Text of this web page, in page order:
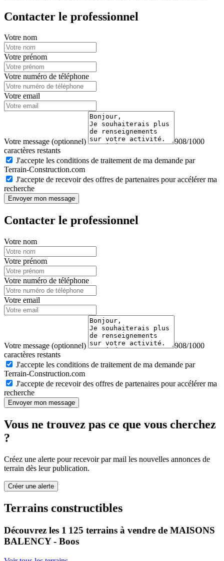
Contacter le professionnel
Votre nom
Votre prénom
Votre numéro de téléphone
Votre email
Votre message (optionnel)
908/1000
caractères restants
J'accepte les conditions de traitement de ma demande par
Terrain-Construction.com
J'accepte de recevoir des offres de partenaires pour accélérer ma
recherche
Envoyer mon message
Contacter le professionnel
Votre nom
Votre prénom
Votre numéro de téléphone
Votre email
Votre message (optionnel)
908/1000
caractères restants
J'accepte les conditions de traitement de ma demande par
Terrain-Construction.com
J'accepte de recevoir des offres de partenaires pour accélérer ma
recherche
Envoyer mon message
Vous ne trouvez pas ce que vous cherchez
?
Créez une alerte pour recevoir par mail les nouvelles annonces de
terrain dès leur publication.
Créer une alerte
Terrains constructibles
Découvrez les 1 125 terrains à vendre de MAISONS
BALENCY - Boos